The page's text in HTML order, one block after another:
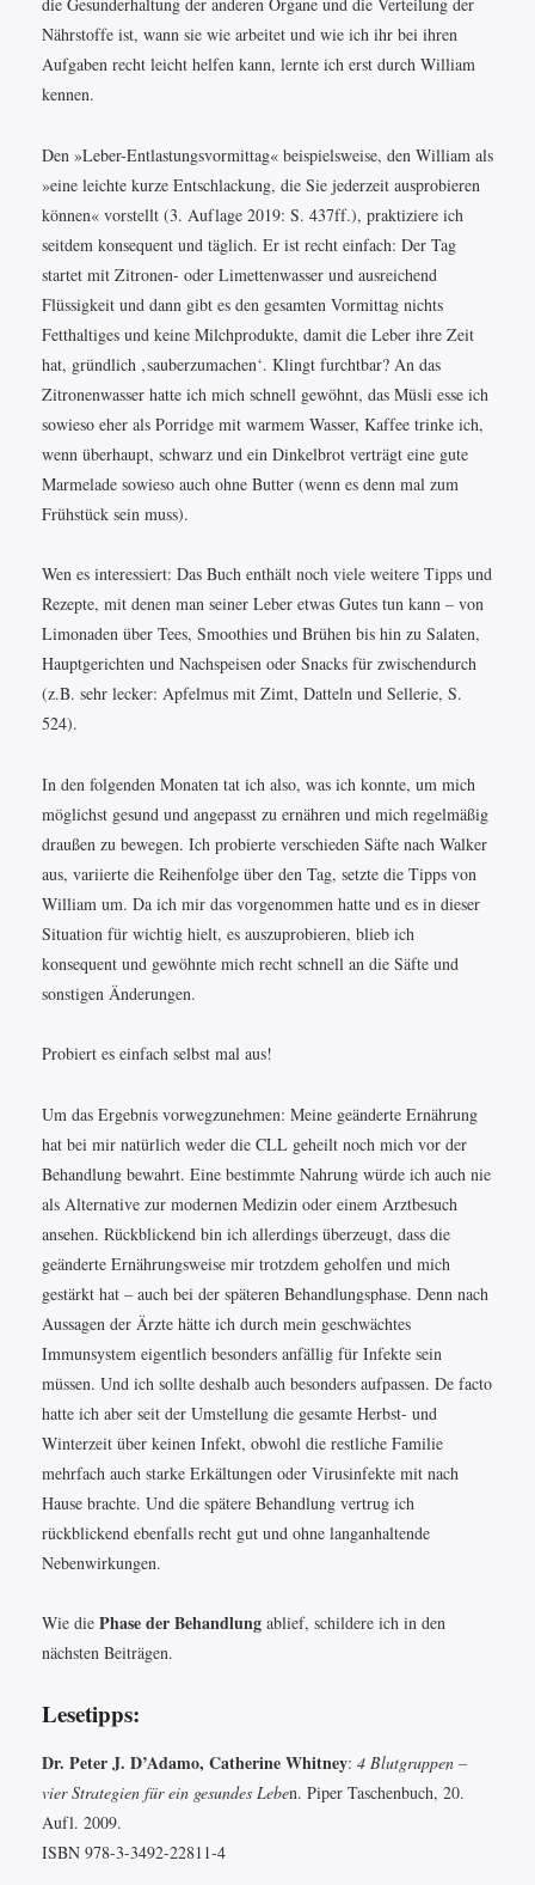
Nährstoffe ist, wann sie wie arbeitet und wie ich ihr bei ihren
Aufgaben recht leicht helfen kann, lernte ich erst durch William
kennen.
Den »Leber-Entlastungsvormittag« beispielsweise, den William als
»eine leichte kurze Entschlackung, die Sie jederzeit ausprobieren
können« vorstellt (3. Auflage 2019: S. 437ff.), praktiziere ich
seitdem konsequent und täglich. Er ist recht einfach: Der Tag
startet mit Zitronen- oder Limettenwasser und ausreichend
Flüssigkeit und dann gibt es den gesamten Vormittag nichts
Fetthaltiges und keine Milchprodukte, damit die Leber ihre Zeit
hat, gründlich ‚sauberzumachen‘. Klingt furchtbar? An das
Zitronenwasser hatte ich mich schnell gewöhnt, das Müsli esse ich
sowieso eher als Porridge mit warmem Wasser, Kaffee trinke ich,
wenn überhaupt, schwarz und ein Dinkelbrot verträgt eine gute
Marmelade sowieso auch ohne Butter (wenn es denn mal zum
Frühstück sein muss).
Wen es interessiert: Das Buch enthält noch viele weitere Tipps und
Rezepte, mit denen man seiner Leber etwas Gutes tun kann – von
Limonaden über Tees, Smoothies und Brühen bis hin zu Salaten,
Hauptgerichten und Nachspeisen oder Snacks für zwischendurch
(z.B. sehr lecker: Apfelmus mit Zimt, Datteln und Sellerie, S.
524).
In den folgenden Monaten tat ich also, was ich konnte, um mich
möglichst gesund und angepasst zu ernähren und mich regelmäßig
draußen zu bewegen. Ich probierte verschieden Säfte nach Walker
aus, variierte die Reihenfolge über den Tag, setzte die Tipps von
William um. Da ich mir das vorgenommen hatte und es in dieser
Situation für wichtig hielt, es auszuprobieren, blieb ich
konsequent und gewöhnte mich recht schnell an die Säfte und
sonstigen Änderungen.
Probiert es einfach selbst mal aus!
Um das Ergebnis vorwegzunehmen: Meine geänderte Ernährung
hat bei mir natürlich weder die CLL geheilt noch mich vor der
Behandlung bewahrt. Eine bestimmte Nahrung würde ich auch nie
als Alternative zur modernen Medizin oder einem Arztbesuch
ansehen. Rückblickend bin ich allerdings überzeugt, dass die
geänderte Ernährungsweise mir trotzdem geholfen und mich
gestärkt hat – auch bei der späteren Behandlungsphase. Denn nach
Aussagen der Ärzte hätte ich durch mein geschwächtes
Immunsystem eigentlich besonders anfällig für Infekte sein
müssen. Und ich sollte deshalb auch besonders aufpassen. De facto
hatte ich aber seit der Umstellung die gesamte Herbst- und
Winterzeit über keinen Infekt, obwohl die restliche Familie
mehrfach auch starke Erkältungen oder Virusinfekte mit nach
Hause brachte. Und die spätere Behandlung vertrug ich
rückblickend ebenfalls recht gut und ohne langanhaltende
Nebenwirkungen.
Wie die Phase der Behandlung ablief, schildere ich in den
nächsten Beiträgen.
Lesetipps:
Dr. Peter J. D’Adamo, Catherine Whitney: 4 Blutgruppen –
vier Strategien für ein gesundes Leben. Piper Taschenbuch, 20.
Aufl. 2009.
ISBN 978-3-3492-22811-4